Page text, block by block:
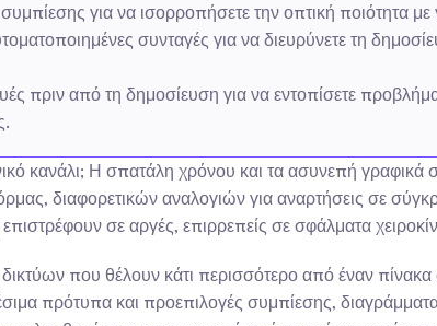
συμπίεσης για να ισορροπήσετε την οπτική ποιότητα
συνταγές για να διευρύνετε τη
πριν από τη δημοσίευση για να εντοπίσετε
κανάλι; Η σπατάλη χρόνου και τα ασυνεπή
διαφορετικών αναλογιών για αναρτήσεις σε
σε αργές, επιρρεπείς σε σφάλματα
δικτύων που θέλουν κάτι περισσότερο από έναν
πρότυπα και προεπιλογές συμπίεσης,